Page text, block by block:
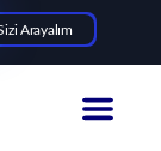
Arayalım